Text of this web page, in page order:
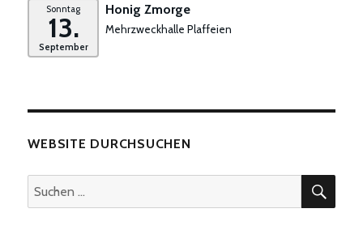
Sonntag
13.
September
Honig Zmorge
Mehrzweckhalle Plaffeien
WEBSITE DURCHSUCHEN
Suchen
nach: